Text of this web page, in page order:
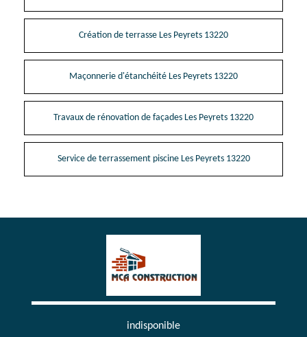
Création de terrasse Les Peyrets 13220
Maçonnerie d'étanchéité Les Peyrets 13220
Travaux de rénovation de façades Les Peyrets 13220
Service de terrassement piscine Les Peyrets 13220
indisponible